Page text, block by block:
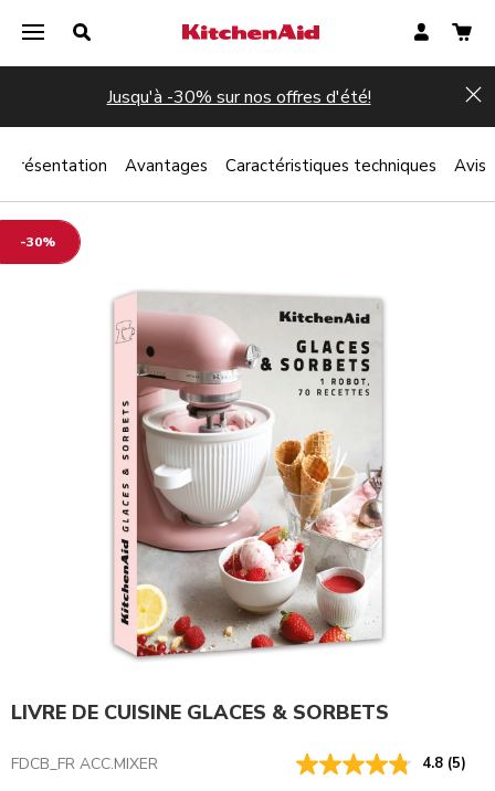
Jusqu'à -30% sur nos offres d'été!
-30%
LIVRE DE CUISINE GLACES & SORBETS
FDCB_FR ACC.MIXER 4.8 (5)
Présentation Avantages Caractéristiques techniques Avis